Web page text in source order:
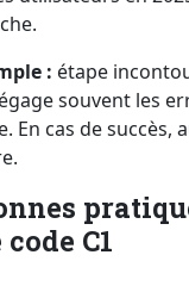
: étape
souvent les
En cas de succès,
C1